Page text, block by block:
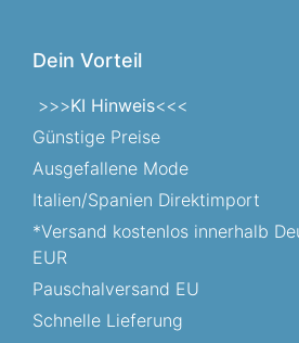
Dein Vorteil
>>>KI Hinweis<<<
Günstige Preise
Ausgefallene Mode
Italien/Spanien Direktimport
*Versand kostenlos innerhalb
EUR
Pauschalversand EU
Schnelle Lieferung